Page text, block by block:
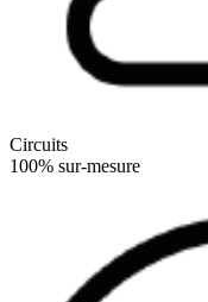
Circuits
100% sur-mesure